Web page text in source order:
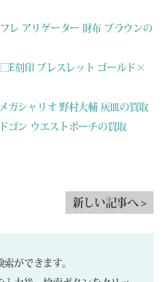
レ アリゲーター 財布 ブラウンの
□E刻印 ブレスレット ゴールド×
ガシャリオ 野村大輔 灰皿の買取
ゴン ウエストポーチの買取
新しい記事へ >
ができます。